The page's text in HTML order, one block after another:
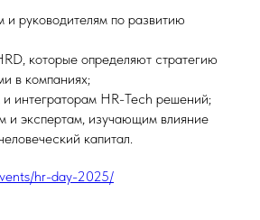
и руководителям по развитию
которые определяют стратегию
в компаниях;
и интеграторам HR-Tech решений;
и экспертам, изучающим влияние
капитал.
hr-day-2025/